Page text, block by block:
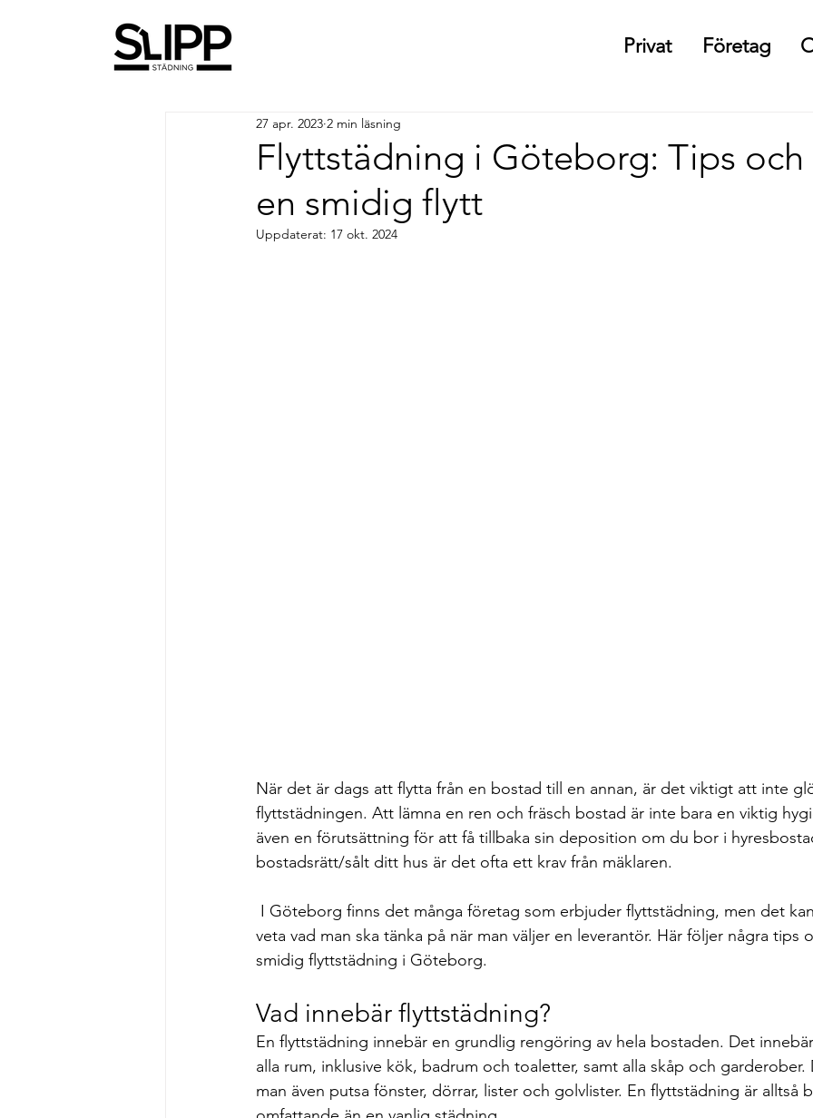
Privat Företag
Flyttstädning i Göteborg: Tips
en smidig flytt
27 apr. 2023 2 min läsning
Uppdaterat: 17 okt. 2024
När det är dags att flytta från en bostad till en annan, är det viktigt att inte
flyttstädningen. Att lämna en ren och fräsch bostad är inte bara en viktig
även en förutsättning för att få tillbaka sin deposition om du bor i
bostadsrätt/sålt ditt hus är det ofta ett krav från mäklaren.
veta vad man ska tänka på när man väljer en leverantör. Här följer några tips
smidig flyttstädning i Göteborg.
Vad innebär flyttstädning?
En flyttstädning innebär en grundlig rengöring av hela bostaden. Det
alla rum, inklusive kök, badrum och toaletter, samt alla skåp och garderober.
man även putsa fönster, dörrar, lister och golvlister. En flyttstädning är alltså